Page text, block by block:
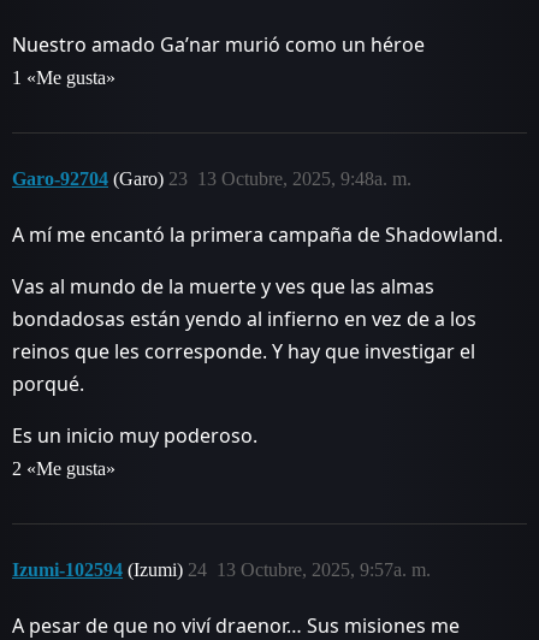
Nuestro amado Ga’nar murió como un héroe
1 «Me gusta»
Garo-92704 (Garo) 13 Octubre, 2025, 9:48a. m.
23
A mí me encantó la primera campaña de Shadowland.
Vas al mundo de la muerte y ves que las almas
bondadosas están yendo al infierno en vez de a los
reinos que les corresponde. Y hay que investigar el
porqué.
Es un inicio muy poderoso.
2 «Me gusta»
Izumi-102594 (Izumi) 13 Octubre, 2025, 9:57a. m.
24
A pesar de que no viví draenor… Sus misiones me